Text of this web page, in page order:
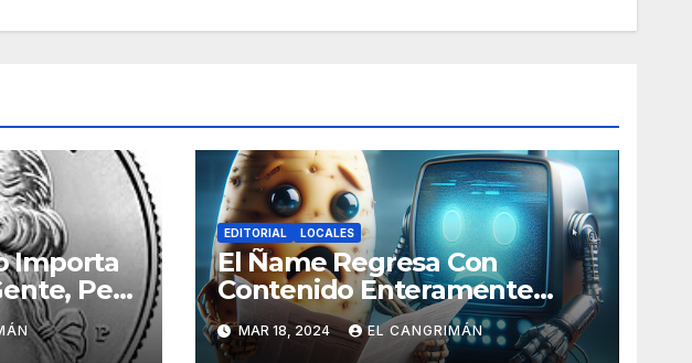
Importa
Pero
No
EDITORIAL LOCALES
El Ñame Regresa Con
Contenido Enteramente
Generado Por Inteligencia
Artificial
MAR 18, 2024 EL CANGRIMÁN